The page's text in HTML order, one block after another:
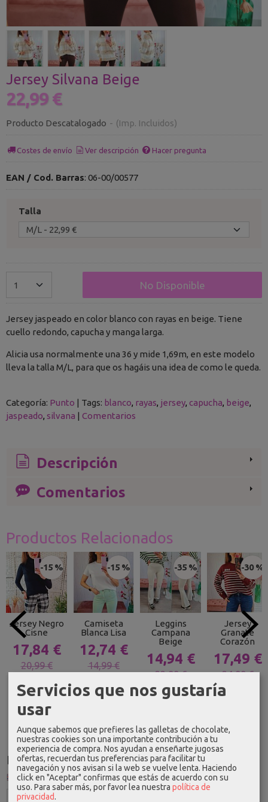
Idioma
Jersey Silvana Beige
22,99 €
Producto Descatalogado - (Imp. Incluidos)
Costes de envío Ver descripción Hacer pregunta
EAN / Cod. Barras: 06-00/00577
Talla
No Disponible
Jersey jaspeado en color blanco con rayas en beige. Tiene
cuello redondo, capucha y manga larga.
Alicia usa normalmente una 36 y mide 1,69m, en este modelo
lleva la talla M/L, para que os hagáis una idea de como le queda.
Categoría: Punto | Tags: blanco rayas jersey capucha beige
jaspeado silvana | Comentarios
Descripción
Comentarios
Productos Relacionados
-15 %
Jersey Negro
Cisne
17,84 €
20,99 €
-15 %
Camiseta
Blanca Lisa
12,74 €
14,99 €
-35 %
Leggins
Campana
Beige
14,94 €
22,99 €
-30 %
Jersey
Granate
Corazón
17,49 €
24,99 €
Servicios que nos gustaría
usar
Aunque sabemos que prefieres las galletas de chocolate,
nuestras cookies son una importante contribución a tu
experiencia de compra. Nos ayudan a enseñarte jugosas
ofertas, recuerdan tus preferencias para facilitar tu
navegación y nos avisan si la web se vuelve lenta. Haciendo
click en "Aceptar" confirmas que estás de acuerdo con su
uso. Para saber más, por favor lea nuestra política de
privacidad.